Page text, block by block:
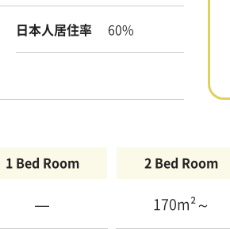
日本人居住率 60%
1 Bed Room 2 Bed Room
— 170m²～